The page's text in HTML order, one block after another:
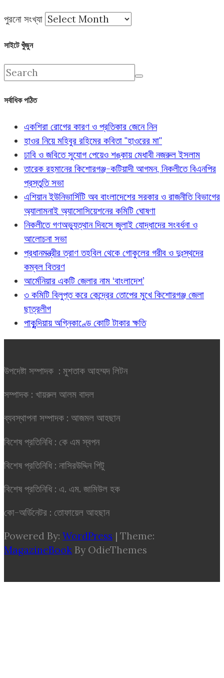
পুরনো সংখ্যা
সাইটে খুঁজুন
সর্বাধিক পঠিত
একশিরা রোগের কারণ ও প্রতিকার জেনে নিন
হাওর নিয়ে মহিবুর রহিমের কবিতা "হাওরের মা"
ঢাবি ও জবিতে সুযোগ পেয়েও শঙ্কায় মেধাবী নজরুল ইসলাম
তারেক রহমানের কিশোরগঞ্জ-কটিয়াদী আগমন, নিকলীতে বিএনপির
প্রস্তুতি সভা
এশিয়ান ইউনিভার্সিটি অব বাংলাদেশের সরকার ও রাজনীতি বিভাগের
অ্যালামনাই অ্যাসোসিয়েশনের কমিটি ঘোষণা
নিকলীতে গণঅভ্যুত্থান দিবসে জুলাই যোদ্ধাদের সংবর্ধনা ও
আলোচনা সভা
প্রধানমন্ত্রীর ত্রাণ তহবিল থেকে গোকুলের গরীব ও দুঃস্থদের
কম্বল বিতরণ
আর্মেনিয়ার একটি জেলার নাম ‘বাংলাদেশ’
৩ কমিটি বিলুপ্ত করে কেন্দ্রের তোপের মুখে কিশোরগঞ্জ জেলা
ছাত্রলীগ
পাকুন্দিয়ায় অগ্নিকাণ্ডে কোটি টাকার ক্ষতি
উপদেষ্টা সম্পাদক : মুশতাক আহম্মদ লিটন
সম্পাদক : খায়রুল আলম বাদল
ব্যবস্থাপনা সম্পাদক : আজমল আহছান
বিশেষ প্রতিনিধি : কে এম স্বপন
বিশেষ প্রতিনিধি : নাসিরউদ্দিন পিটু
বিশেষ প্রতিনিধি : এ. এম. জামিউল হক
কো-অর্ডিনেটর : তোফায়েল আহছান
Powered By: WordPress | Theme:
MagazineBook By OdieThemes